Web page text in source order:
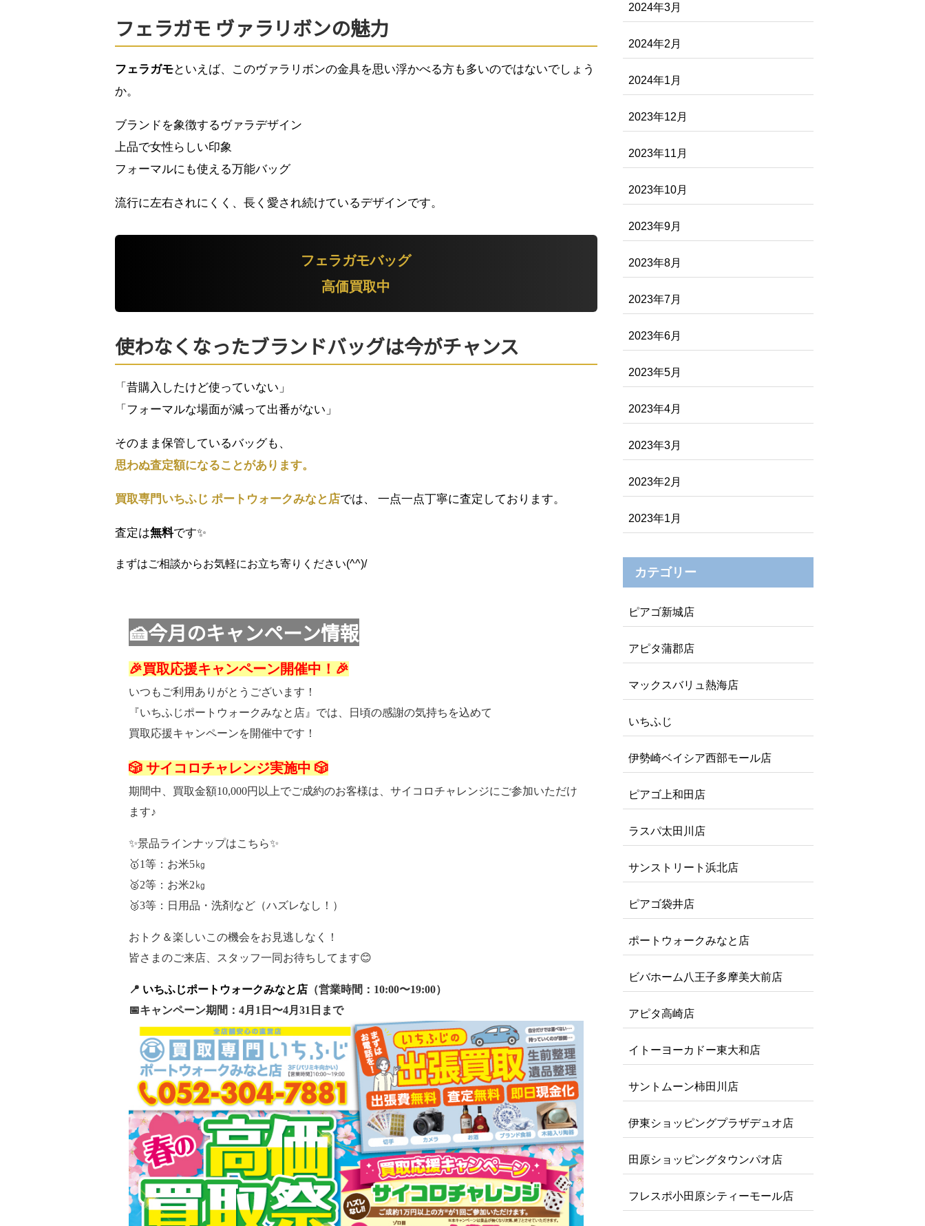
フェラガモ ヴァラリボンの魅力
フェラガモといえば、このヴァラリボンの金具を思い浮かべる方も多いのではないでしょう
か。
ブランドを象徴するヴァラデザイン
上品で女性らしい印象
フォーマルにも使える万能バッグ
流行に左右されにくく、長く愛され続けているデザインです。
フェラガモバッグ
高価買取中
使わなくなったブランドバッグは今がチャンス
「昔購入したけど使っていない」
「フォーマルな場面が減って出番がない」
そのまま保管しているバッグも、
思わぬ査定額になることがあります。
買取専門いちふじ ポートウォークみなと店では、 一点一点丁寧に査定しております。
査定は無料です✨
まずはご相談からお気軽にお立ち寄りください(^^)/
🍰今月のキャンペーン情報
🎉買取応援キャンペーン開催中！🎉
いつもご利用ありがとうございます！
『いちふじポートウォークみなと店』では、日頃の感謝の気持ちを込めて
買取応援キャンペーンを開催中です！
🎲 サイコロチャレンジ実施中 🎲
期間中、買取金額10,000円以上でご成約のお客様は、サイコロチャレンジにご参加いただけ
ます♪
✨景品ラインナップはこちら✨
🥇1等：お米5㎏
🥈2等：お米2㎏
🥉3等：日用品・洗剤など（ハズレなし！）
おトク＆楽しいこの機会をお見逃しなく！
皆さまのご来店、スタッフ一同お待ちしてます😊
📍 いちふじポートウォークみなと店 （営業時間：10:00〜19:00）
📅キャンペーン期間：4月1日〜4月31日まで
2024年3月
2024年2月
2024年1月
2023年12月
2023年11月
2023年10月
2023年9月
2023年8月
2023年7月
2023年6月
2023年5月
2023年4月
2023年3月
2023年2月
2023年1月
カテゴリー
ピアゴ新城店
アピタ蒲郡店
マックスバリュ熱海店
いちふじ
伊勢崎ベイシア西部モール店
ピアゴ上和田店
ラスパ太田川店
サンストリート浜北店
ピアゴ袋井店
ポートウォークみなと店
ビバホーム八王子多摩美大前店
アピタ高崎店
イトーヨーカドー東大和店
サントムーン柿田川店
伊東ショッピングプラザデュオ店
田原ショッピングタウンパオ店
フレスポ小田原シティーモール店